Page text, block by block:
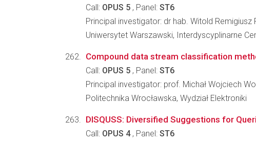
Call: OPUS 5 , Panel: ST6
Principal investigator: dr hab. Witold Remigiusz
Uniwersytet Warszawski, Interdyscyplinarne
Compound data stream classification
Call: OPUS 5 , Panel: ST6
Principal investigator: prof. Michał Wojciech
Politechnika Wrocławska, Wydział Elektroniki
DISQUSS: Diversified Suggestions for
Call: OPUS 4, Panel: ST6